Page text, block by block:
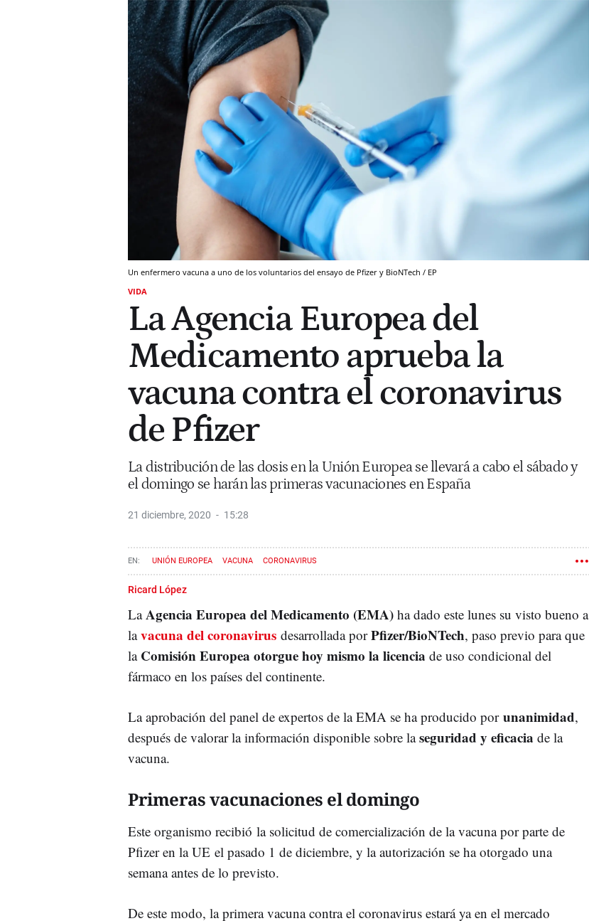
Un enfermero vacuna a uno de los voluntarios del ensayo de Pfizer y BioNTech / EP
VIDA
La Agencia Europea del
Medicamento aprueba la
vacuna contra el coronavirus
de Pfizer
La distribución de las dosis en la Unión Europea se llevará a cabo el sábado y
el domingo se harán las primeras vacunaciones en España
21 diciembre, 2020 15:28
UNIÓN EUROPEA VACUNA CORONAVIRUS
Ricard López
LaAgencia Europea del Medicamento (EMA) ha dado este lunes su visto bueno a
lavacuna del coronavirus desarrollada porPfizer/BioNTech, paso previo para que
la Comisión Europea otorgue hoy mismo la licencia de uso condicional del
fármaco en los países del continente.
La aprobación del panel de expertos de la EMA se ha producido por unanimidad,
después de valorar la información disponible sobre laseguridad y eficacia de la
vacuna.
Primeras vacunaciones el domingo
Este organismo recibió la solicitud de comercialización de la vacuna por parte de
Pfizer en la UE el pasado 1 de diciembre, y la autorización se ha otorgado una
semana antes de lo previsto.
De este modo, la primera vacuna contra el coronavirus estará ya en el mercado